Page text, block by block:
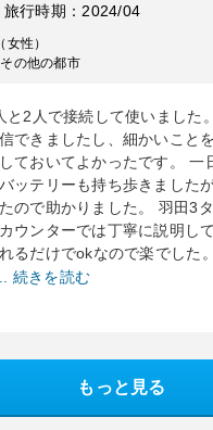
旅行時期：2024/04
性）
の他の都市
と2人で接続して使いました
できましたし、細かいこと
ておいてよかったです。 一
ッテリーも持ち歩きました
ので助かりました。 羽田3
ウンターでは丁寧に説明し
るだけでokなので楽でした
... 続きを読む
もっと見る